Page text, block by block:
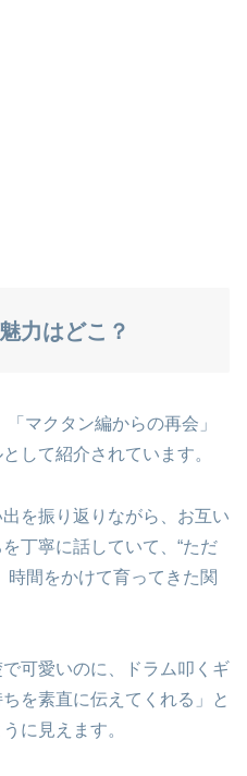
力はどこ？
マクタン編からの再会」
して紹介されています。
を振り返りながら、お互い
丁寧に話していて、“ただ
時間をかけて育ってきた関
可愛いのに、ドラム叩くギ
を素直に伝えてくれる」と
に見えます。